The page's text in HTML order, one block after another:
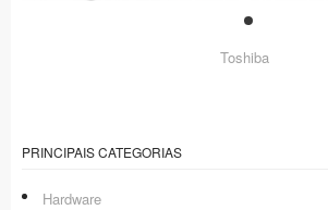
Toshiba
PRINCIPAIS CATEGORIAS
Hardware